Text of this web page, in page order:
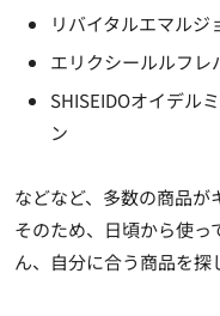
リバイタルエマルジ
エリクシールルフレ
SHISEIDOオイデル
ン
などなど、多数の商品が
そのため、日頃から使っ
ん、自分に合う商品を探